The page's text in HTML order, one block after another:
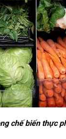
chế biến thực